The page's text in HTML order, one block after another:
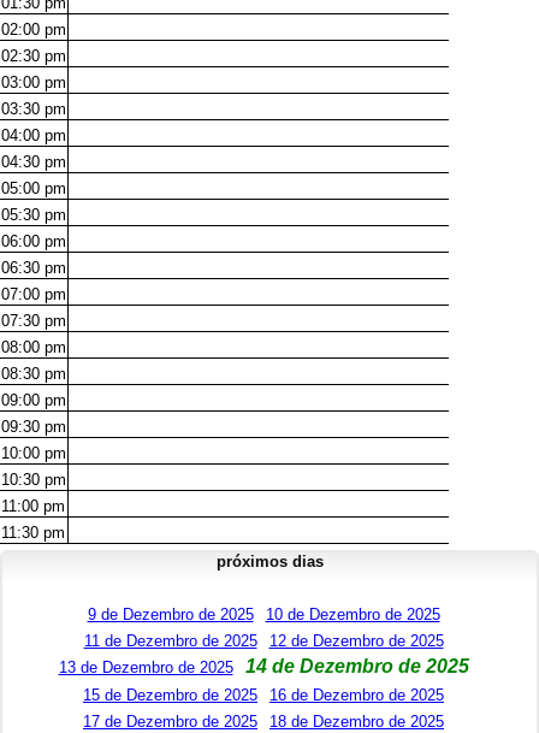
02:00 pm
02:30 pm
03:00 pm
03:30 pm
04:00 pm
04:30 pm
05:00 pm
05:30 pm
06:00 pm
06:30 pm
07:00 pm
07:30 pm
08:00 pm
08:30 pm
09:00 pm
09:30 pm
10:00 pm
10:30 pm
11:00 pm
11:30 pm
próximos dias
9 de Dezembro de 2025
10 de Dezembro de 2025
11 de Dezembro de 2025
12 de Dezembro de 2025
13 de Dezembro de 2025
14 de Dezembro de 2025
15 de Dezembro de 2025
16 de Dezembro de 2025
17 de Dezembro de 2025
18 de Dezembro de 2025